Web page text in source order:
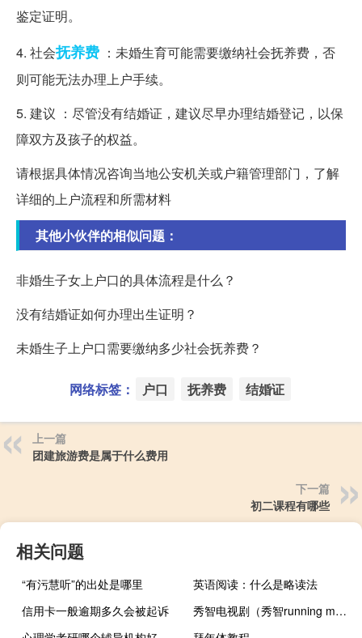
鉴定证明。
4. 社会抚养费 ：未婚生育可能需要缴纳社会抚养费，否
则可能无法办理上户手续。
5. 建议 ：尽管没有结婚证，建议尽早办理结婚登记，以保
障双方及孩子的权益。
请根据具体情况咨询当地公安机关或户籍管理部门，了解
详细的上户流程和所需材料
其他小伙伴的相似问题：
非婚生子女上户口的具体流程是什么？
没有结婚证如何办理出生证明？
未婚生子上户口需要缴纳多少社会抚养费？
网络标签： 户口 抚养费 结婚证
上一篇
团建旅游费是属于什么费用
下一篇
初二课程有哪些
相关问题
“有污慧听”的出处是哪里
英语阅读：什么是略读法
信用卡一般逾期多久会被起诉
秀智电视剧（秀智running man）